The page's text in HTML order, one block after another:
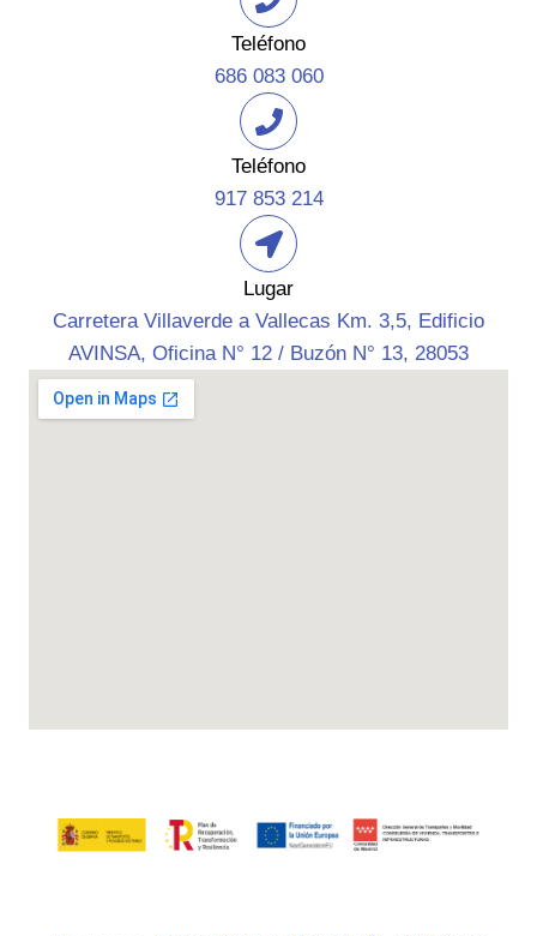
Teléfono
686 083 060
Teléfono
917 853 214
Lugar
Carretera Villaverde a Vallecas Km. 3,5, Edificio
AVINSA, Oficina N° 12 / Buzón N° 13, 28053